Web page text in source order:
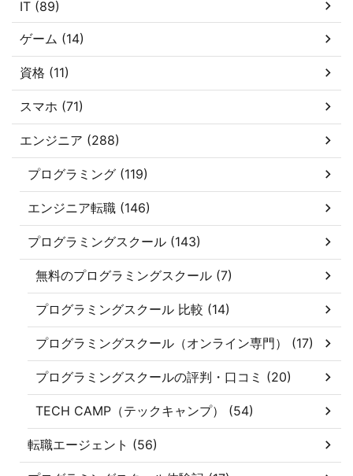
IT (89)
ゲーム (14)
資格 (11)
スマホ (71)
エンジニア (288)
プログラミング (119)
エンジニア転職 (146)
プログラミングスクール (143)
無料のプログラミングスクール (7)
プログラミングスクール 比較 (14)
プログラミングスクール（オンライン専門） (17)
プログラミングスクールの評判・口コミ (20)
TECH CAMP（テックキャンプ） (54)
転職エージェント (56)